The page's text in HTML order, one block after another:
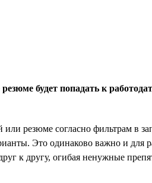
будет попадать к
резюме согласно фильтрам в
Это одинаково важно и для
к другу, огибая ненужные